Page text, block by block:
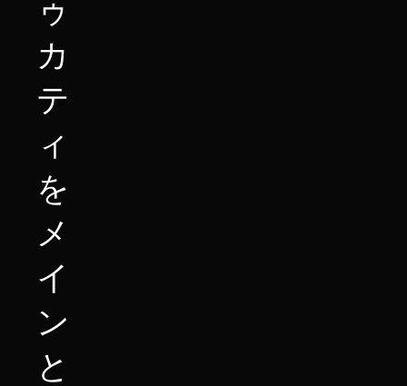
ゥ
カ
テ
ィ
を
メ
イ
ン
と